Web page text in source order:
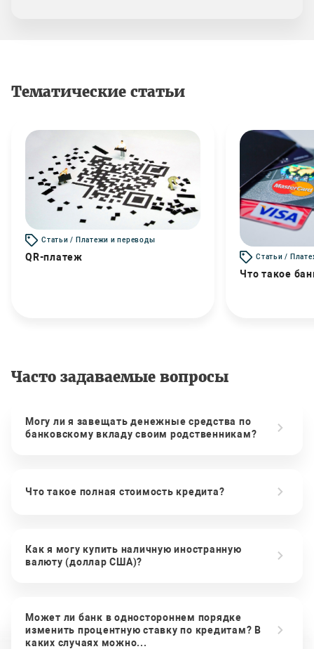
Тематические статьи
Статьи / Платежи и переводы
QR-платеж Статьи /
Что такое
Часто задаваемые вопросы
Могу ли я завещать денежные средства по
банковскому вкладу своим родственникам?
Что такое полная стоимость кредита?
Как я могу купить наличную иностранную
валюту (доллар США)?
Может ли банк в одностороннем порядке
изменить процентную ставку по кредитам? В
каких случаях можно...